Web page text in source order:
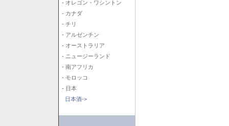
- オレゴン・ワシントン
- カナダ
- チリ
- アルゼンチン
- オーストラリア
- ニュージーランド
- 南アフリカ
- モロッコ
- 日本
日本酒->